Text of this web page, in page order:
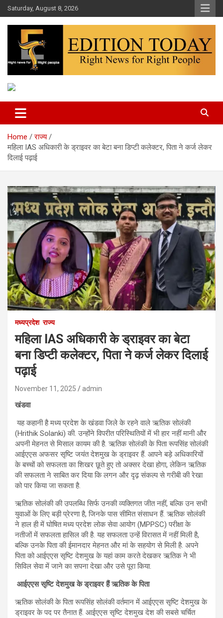
Skip
to
content
Saturday, August 8, 2026
Edition Today
Home
राज्य
महिला IAS अधिकारी के ड्राइवर का बेटा बना डिप्टी कलेक्टर, पिता ने कर्ज लेकर
दिलाई पढ़ाई
मध्यप्रदेश राज्य
महिला IAS अधिकारी के ड्राइवर का बेटा
बना डिप्टी कलेक्टर, पिता ने कर्ज लेकर दिलाई
पढ़ाई
November 11, 2025 admin
खंडवा
यह कहानी है मध्य प्रदेश के खंडवा जिले के रहने वाले ऋतिक सोलंकी
(Hrithik Solanki) की. उन्होंने विपरीत परिस्थितियों में भी हार नहीं मानी और
अपनी मेहनत से मिसाल कायम की है. ऋतिक सोलंकी के पिता रूपसिंह सोलंकी
आईएएस अफसर सृष्टि जयंत देशमुख के ड्राइवर हैं. आपने बड़े अधिकारियों
के बच्चों को सफलता का शिखर छूते हुए तो अक्सर देखा होगा, लेकिन ऋतिक
की सफलता ने साबित कर दिया कि लगन और दृढ़ संकल्प से गरीबी की रेखा
को पार किया जा सकता है.
ऋतिक सोलंकी की उपलब्धि सिर्फ उनकी व्यक्तिगत जीत नहीं, बल्कि उन सभी
युवाओं के लिए बड़ी प्रेरणा है, जिनके पास सीमित संसाधन हैं. ऋतिक सोलंकी
ने हाल ही में घोषित मध्य प्रदेश लोक सेवा आयोग (MPPSC) परीक्षा के
नतीजों में सफलता हासिल की है. यह सफलता उन्हें विरासत में नहीं मिली है,
बल्कि उनके पिता की ईमानदार मेहनत और मां के सहयोग से मिली है. अपने
पिता को आईएएस सृष्टि देशमुख के यहां काम करते देखकर ऋतिक ने भी
सिविल सेवा में जाने का सपना देखा और उसे पूरा किया.
आईएएस सृष्टि देशमुख के ड्राइवर हैं ऋतिक के पिता
ऋतिक सोलंकी के पिता रूपसिंह सोलंकी वर्तमान में आईएएस सृष्टि देशमुख के
ड्राइवर के पद पर तैनात हैं. आईएएस सृष्टि देशमुख देश की सबसे चर्चित